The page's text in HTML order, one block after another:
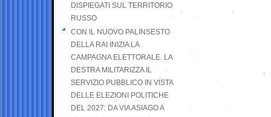
DISPIEGATI SUL TERRITORIO
RUSSO
CON IL NUOVO PALINSESTO
DELLA RAI INIZIA LA
CAMPAGNA ELETTORALE. LA
DESTRA MILITARIZZA IL
SERVIZIO PUBBLICO IN VISTA
DELLE ELEZIONI POLITICHE
DEL 2027: DA VIA ASIAGO A